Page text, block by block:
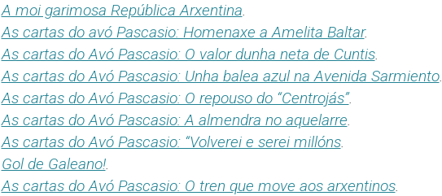
A moi garimosa República Arxentina.
As cartas do avó Pascasio: Homenaxe a Amelita Baltar.
As cartas do Avó Pascasio: O valor dunha neta de Cuntis.
As cartas do Avó Pascasio: Unha balea azul na Avenida Sarmiento.
As cartas do Avó Pascasio: O repouso do “Centrojás”.
As cartas do Avó Pascasio: A almendra no aquelarre.
As cartas do Avó Pascasio: “Volverei e serei millóns.
Gol de Galeano!.
As cartas do Avó Pascasio: O tren que move aos arxentinos.